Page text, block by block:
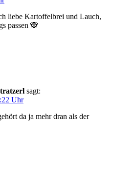
liebe Kartoffelbrei und Lauch,
passen 🙈
sagt:
Uhr
da ja mehr dran als der